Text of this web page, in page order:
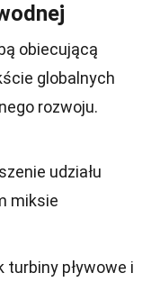
obiecującą
globalnych
rozwoju.
udziału
miksie
turbiny pływowe i